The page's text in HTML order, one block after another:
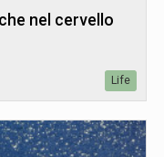
nel cervello
Life